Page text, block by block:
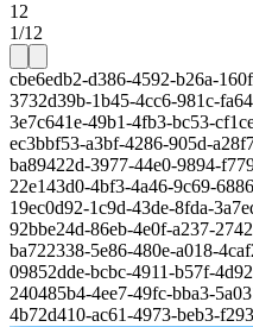
12
1/12
cbe6edb2-d386-4592-b26a-
3732d39b-1b45-4cc6-981c-
3e7c641e-49b1-4fb3-bc53-
ec3bbf53-a3bf-4286-905d-
ba89422d-3977-44e0-9894-
22e143d0-4bf3-4a46-9c69-
19ec0d92-1c9d-43de-8fda-
92bbe24d-86eb-4e0f-a237-
ba722338-5e86-480e-a018-
09852dde-bcbc-4911-b57f-
240485b4-4ee7-49fc-bba3-
4b72d410-ac61-4973-beb3-